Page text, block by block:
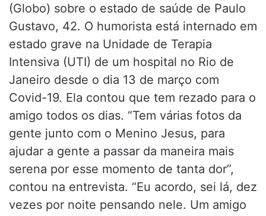
(Globo) sobre o estado de saúde de Paulo
Gustavo, 42. O humorista está internado em
estado grave na Unidade de Terapia
Intensiva (UTI) de um hospital no Rio de
Janeiro desde o dia 13 de março com
Covid-19. Ela contou que tem rezado para o
amigo todos os dias. “Tem várias fotos da
gente junto com o Menino Jesus, para
ajudar a gente a passar da maneira mais
serena por esse momento de tanta dor”,
contou na entrevista. “Eu acordo, sei lá, dez
vezes por noite pensando nele. Um amigo